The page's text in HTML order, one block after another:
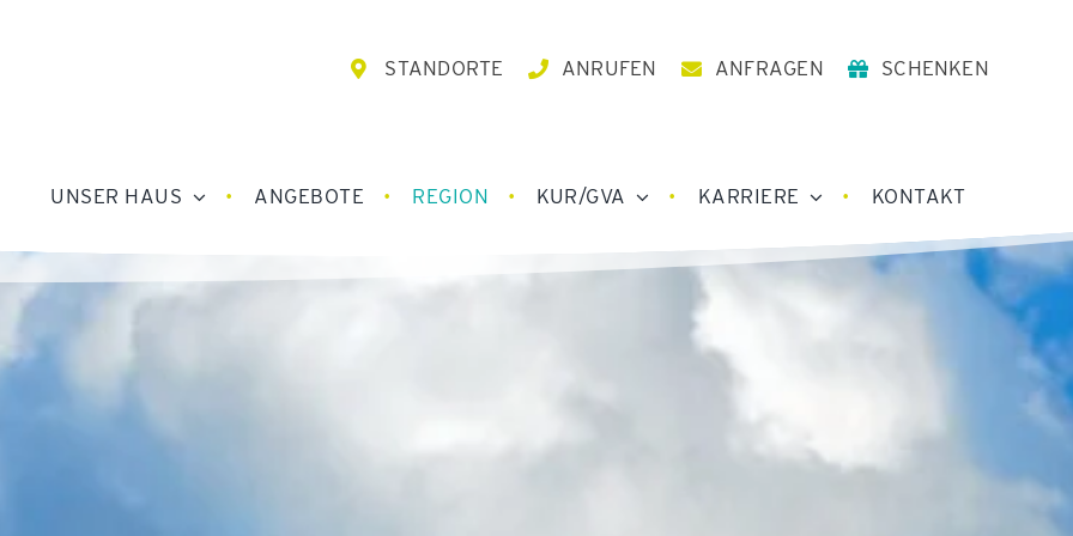
STANDORTE ANRUFEN ANFRAGEN SCHENKEN
UNSER HAUS ANGEBOTE REGION KUR/GVA KARRIERE KONTAKT